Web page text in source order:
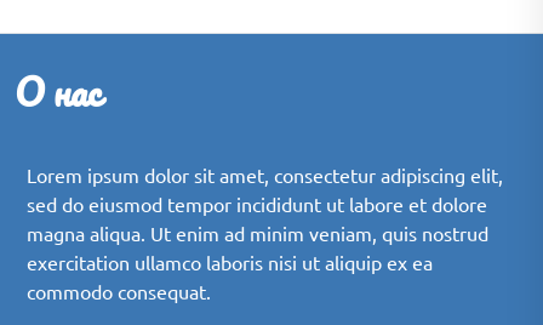
О нас
Lorem ipsum dolor sit amet, consectetur adipiscing elit,
sed do eiusmod tempor incididunt ut labore et dolore
magna aliqua. Ut enim ad minim veniam, quis nostrud
exercitation ullamco laboris nisi ut aliquip ex ea
commodo consequat.